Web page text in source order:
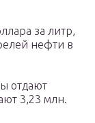
за литр,
нефти в
отдают
3,23 млн.